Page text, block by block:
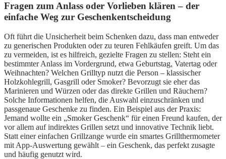
Fragen zum Anlass oder Vorlieben klären – der
einfache Weg zur Geschenkentscheidung
Oft führt die Unsicherheit beim Schenken dazu, dass man entweder
zu generischen Produkten oder zu teuren Fehlkäufen greift. Um das
zu vermeiden, ist es hilfreich, gezielte Fragen zu stellen: Steht ein
bestimmter Anlass im Vordergrund, etwa Geburtstag, Vatertag oder
Weihnachten? Welchen Grilltyp nutzt die Person – klassischer
Holzkohlegrill, Gasgrill oder Smoker? Bevorzugt sie eher das
Marinieren und Würzen oder das direkte Grillen und Räuchern?
Solche Informationen helfen, die Auswahl einzuschränken und
passgenaue Geschenke zu finden. Ein Beispiel aus der Praxis:
Jemand wollte ein „Smoker Geschenk“ für einen Freund kaufen, der
vor allem auf indirektes Grillen setzt und innovative Technik liebt.
Statt einer einfachen Grillzange wurde ein smartes Grillthermometer
mit App-Auswertung gewählt – ein Geschenk, das perfekt zusagte
und häufig genutzt wird.